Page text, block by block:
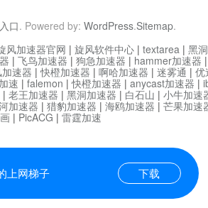
口. Powered by: WordPress.Sitemap.
上网梯子 下载
风加速器官网 | 旋风软件中心 | textarea | 黑
| 飞鸟加速器 | 狗急加速器 | hammer加速器
速器 |快橙加速器 | 啊哈加速器 | 迷雾通 | 优
速 | falemon |快橙加速器 | anycast加速器 |
| 老王加速器 | 黑洞加速器 | 白石山 | 小牛加速
加速器 | 猎豹加速器 | 海鸥加速器 | 芒果加速
| PicACG | 雷霆加速